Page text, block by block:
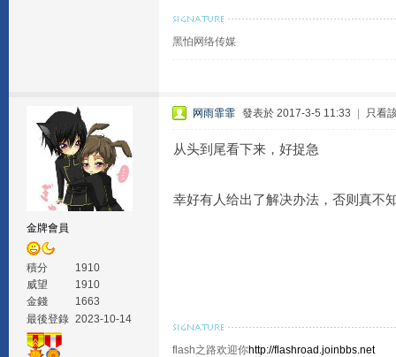
黑怕网络传媒
金牌會員
積分
1910
威望
1910
金錢
1663
最後登錄 2023-10-14
网雨霏霏 發表於 2017-3-5 11:33 只看
从头到尾看下来，好捉急
幸好有人给出了解决办法，否则真不
flash之路欢迎你http://flashroad.joinbbs.net